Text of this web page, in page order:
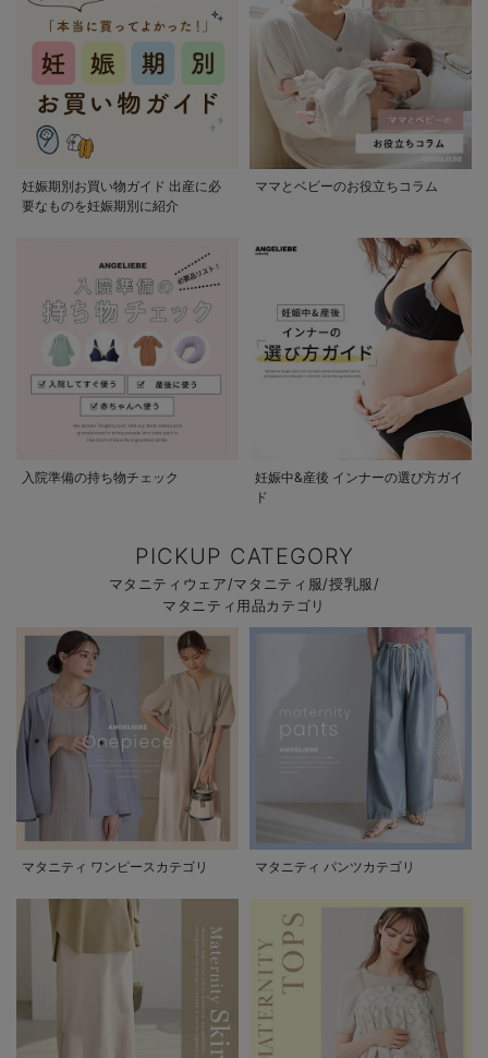
妊娠期別お買い物ガイド 出産に必
要なものを妊娠期別に紹介
ママとベビーのお役立ちコラム
入院準備の持ち物チェック
妊娠中&産後 インナーの選び方ガイ
ド
PICKUP CATEGORY
マタニティウェア/マタニティ服/授乳服/
マタニティ用品カテゴリ
マタニティ ワンピースカテゴリ マタニティ パンツカテゴリ